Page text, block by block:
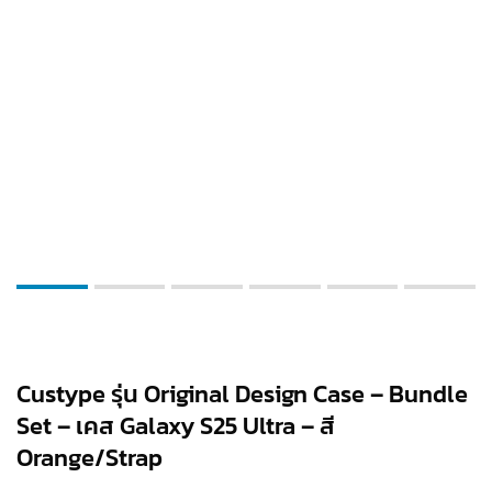
Custype รุ่น Original Design Case – Bundle
Set – เคส Galaxy S25 Ultra – สี
Orange/Strap